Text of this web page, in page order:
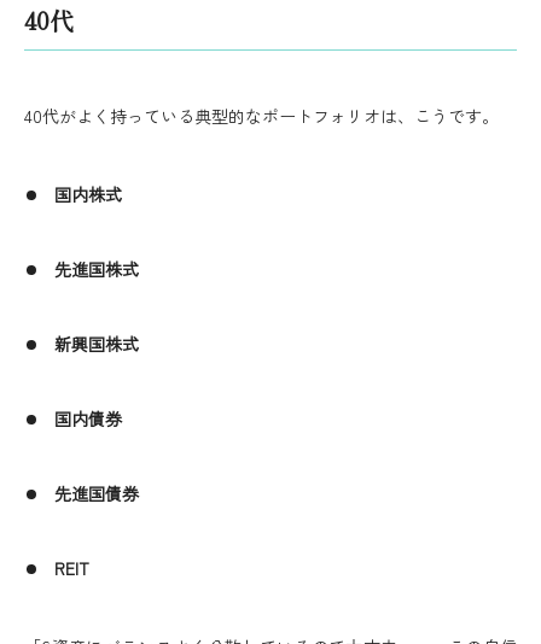
40代
40代がよく持っている典型的なポートフォリオは、こうです。
国内株式
先進国株式
新興国株式
国内債券
先進国債券
REIT